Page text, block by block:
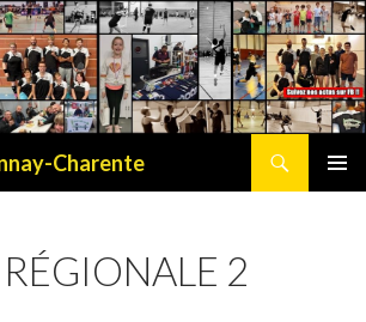
Charente
2